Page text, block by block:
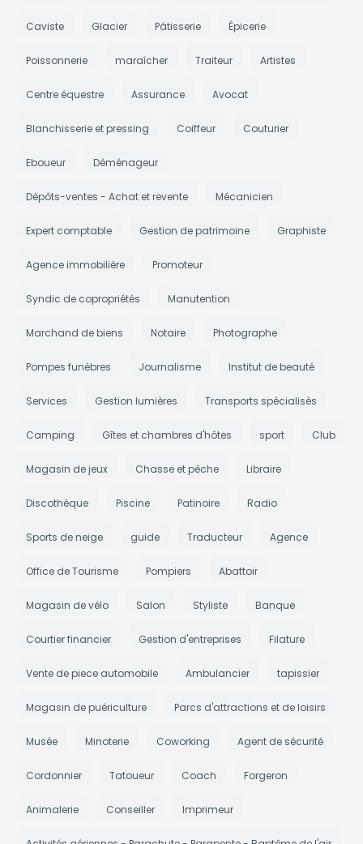
Caviste Glacier Pâtisserie Épicerie
Poissonnerie maraîcher Traiteur Artistes
Centre équestre Assurance Avocat
Blanchisserie et pressing Coiffeur Couturier
Eboueur Déménageur
Dépôts-ventes - Achat et revente Mécanicien
Expert comptable Gestion de patrimoine Graphiste
Agence immobilière Promoteur
Syndic de copropriétés Manutention
Marchand de biens Notaire Photographe
Pompes funèbres Journalisme Institut de beauté
Services Gestion lumières Transports spécialisés
Camping Gîtes et chambres d'hôtes sport Club
Magasin de jeux Chasse et pêche Libraire
Discothèque Piscine Patinoire Radio
Sports de neige guide Traducteur Agence
Office de Tourisme Pompiers Abattoir
Magasin de vélo Salon Styliste Banque
Courtier financier Gestion d'entreprises Filature
Vente de piece automobile Ambulancier tapissier
Magasin de puériculture Parcs d'attractions et de loisirs
Musée Minoterie Coworking Agent de sécurité
Cordonnier Tatoueur Coach Forgeron
Animalerie Conseiller Imprimeur